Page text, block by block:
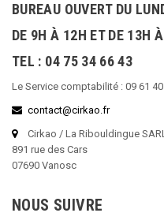
BUREAU OUVERT DU
DE 9H À 12H ET DE 13H
TEL : 04 75 34 66 43
Le Service comptabilité : 09 61 40
contact@cirkao.fr
Cirkao / La Ribouldingue SARL
891 rue des Cars
07690 Vanosc
NOUS SUIVRE